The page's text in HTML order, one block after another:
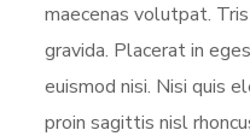
maecenas volutpat.
gravida. Placerat in
euismod nisi. Nisi quis
proin sagittis nisl